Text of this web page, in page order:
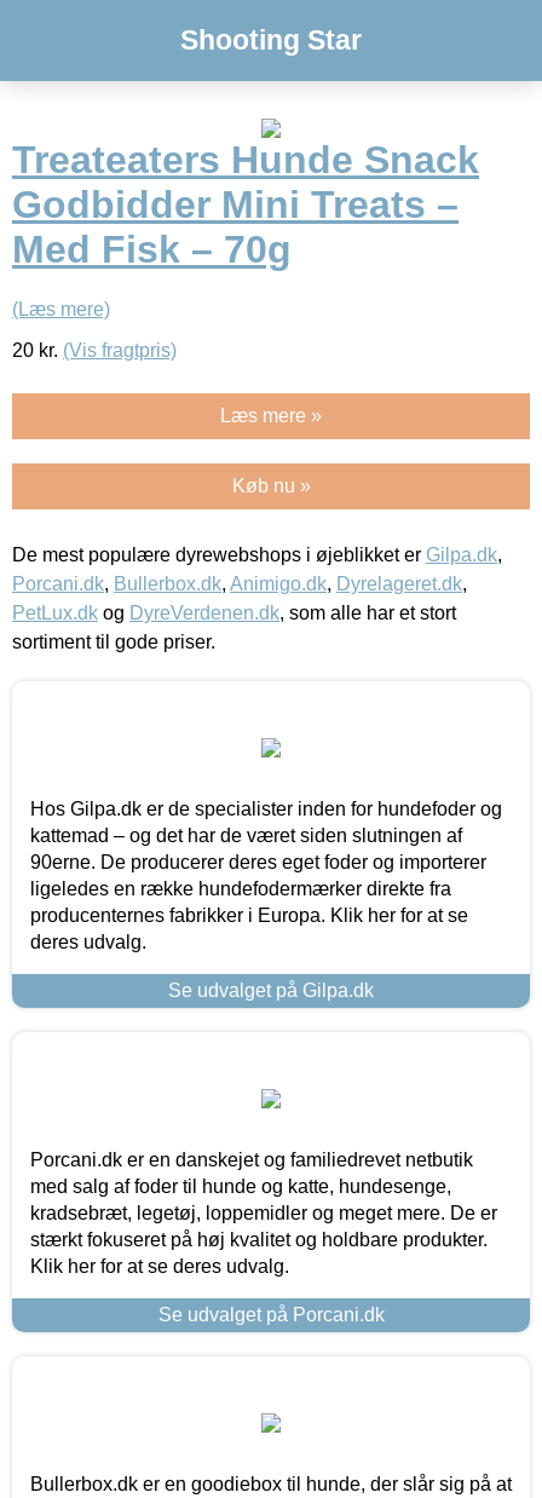
Shooting Star
Treateaters Hunde Snack
Godbidder Mini Treats –
Med Fisk – 70g
(Læs mere)
20 kr. (Vis fragtpris)
Læs mere »
Køb nu »
De mest populære dyrewebshops i øjeblikket er Gilpa.dk,
Porcani.dk, Bullerbox.dk, Animigo.dk, Dyrelageret.dk,
PetLux.dk og DyreVerdenen.dk, som alle har et stort
sortiment til gode priser.
Hos Gilpa.dk er de specialister inden for hundefoder og
kattemad – og det har de været siden slutningen af
90erne. De producerer deres eget foder og importerer
ligeledes en række hundefodermærker direkte fra
producenternes fabrikker i Europa. Klik her for at se
deres udvalg.
Se udvalget på Gilpa.dk
Porcani.dk er en danskejet og familiedrevet netbutik
med salg af foder til hunde og katte, hundesenge,
kradsebræt, legetøj, loppemidler og meget mere. De er
stærkt fokuseret på høj kvalitet og holdbare produkter.
Klik her for at se deres udvalg.
Se udvalget på Porcani.dk
Bullerbox.dk er en goodiebox til hunde, der slår sig på at